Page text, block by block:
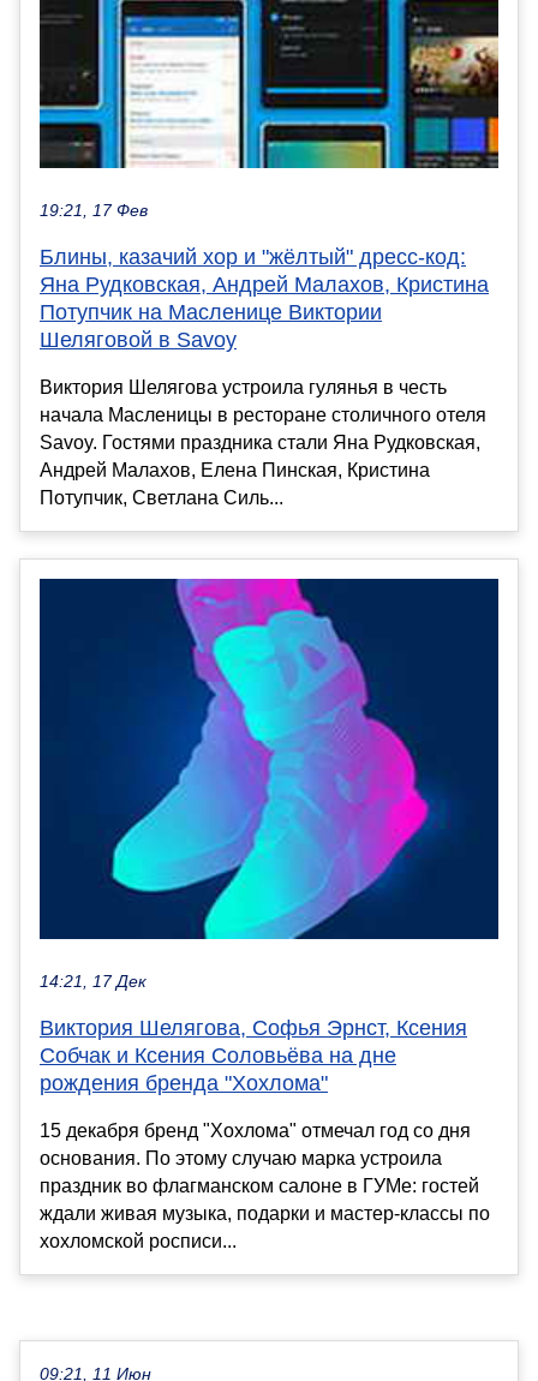
19:21, 17 Фев
Блины, казачий хор и "жёлтый" дресс-код:
Яна Рудковская, Андрей Малахов, Кристина
Потупчик на Масленице Виктории
Шеляговой в Savoy
Виктория Шелягова устроила гулянья в честь
начала Масленицы в ресторане столичного отеля
Savoy. Гостями праздника стали Яна Рудковская,
Андрей Малахов, Елена Пинская, Кристина
Потупчик, Светлана Силь...
14:21, 17 Дек
Виктория Шелягова, Софья Эрнст, Ксения
Собчак и Ксения Соловьёва на дне
рождения бренда "Хохлома"
15 декабря бренд "Хохлома" отмечал год со дня
основания. По этому случаю марка устроила
праздник во флагманском салоне в ГУМе: гостей
ждали живая музыка, подарки и мастер-классы по
хохломской росписи...
09:21, 11 Июн